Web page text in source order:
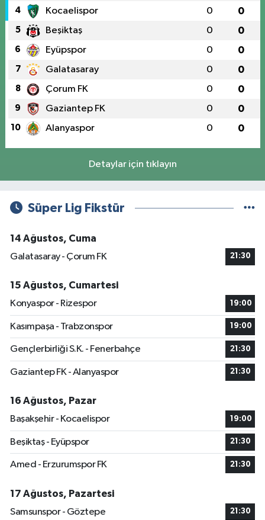
4 Kocaelispor 0 0
5 Beşiktaş 0 0
6 Eyüpspor 0 0
7 Galatasaray 0 0
8 Çorum FK 0 0
9 Gaziantep FK 0 0
10 Alanyaspor 0 0
Detaylar için tıklayın
Süper Lig Fikstür
14 Ağustos, Cuma
Galatasaray - Çorum FK
21:30
15 Ağustos, Cumartesi
Konyaspor - Rizespor
19:00
Kasımpaşa - Trabzonspor 19:00
Gençlerbirliği S.K. - Fenerbahçe 21:30
Gaziantep FK - Alanyaspor 21:30
16 Ağustos, Pazar
Başakşehir - Kocaelispor
19:00
Beşiktaş - Eyüpspor 21:30
Amed - Erzurumspor FK 21:30
17 Ağustos, Pazartesi
Samsunspor - Göztepe
21:30